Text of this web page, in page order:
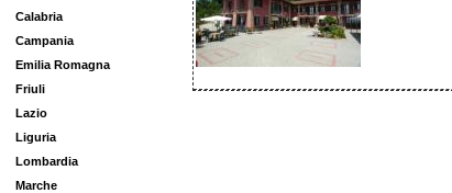
Calabria
Campania
Emilia Romagna
Friuli
Lazio
Liguria
Lombardia
Marche